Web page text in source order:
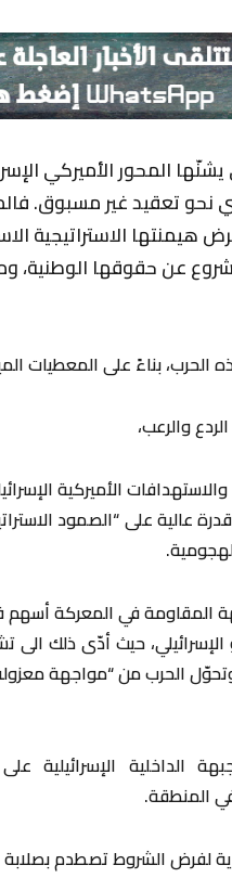
المحور الأميركي
تعقيد غير مسبوق.
الاستراتيجية
عن حقوقها
بناءً على المعطيات
والرعب،
الأميركية
قدرة عالية على “الصمود
المقاومة في المعركة أسهم
حيث أدّى ذلك الى
وتحوّل الحرب من “مواجهة
الداخلية الإسرائيلية
المنطقة.
لفرض الشروط تصطدم بصلابة